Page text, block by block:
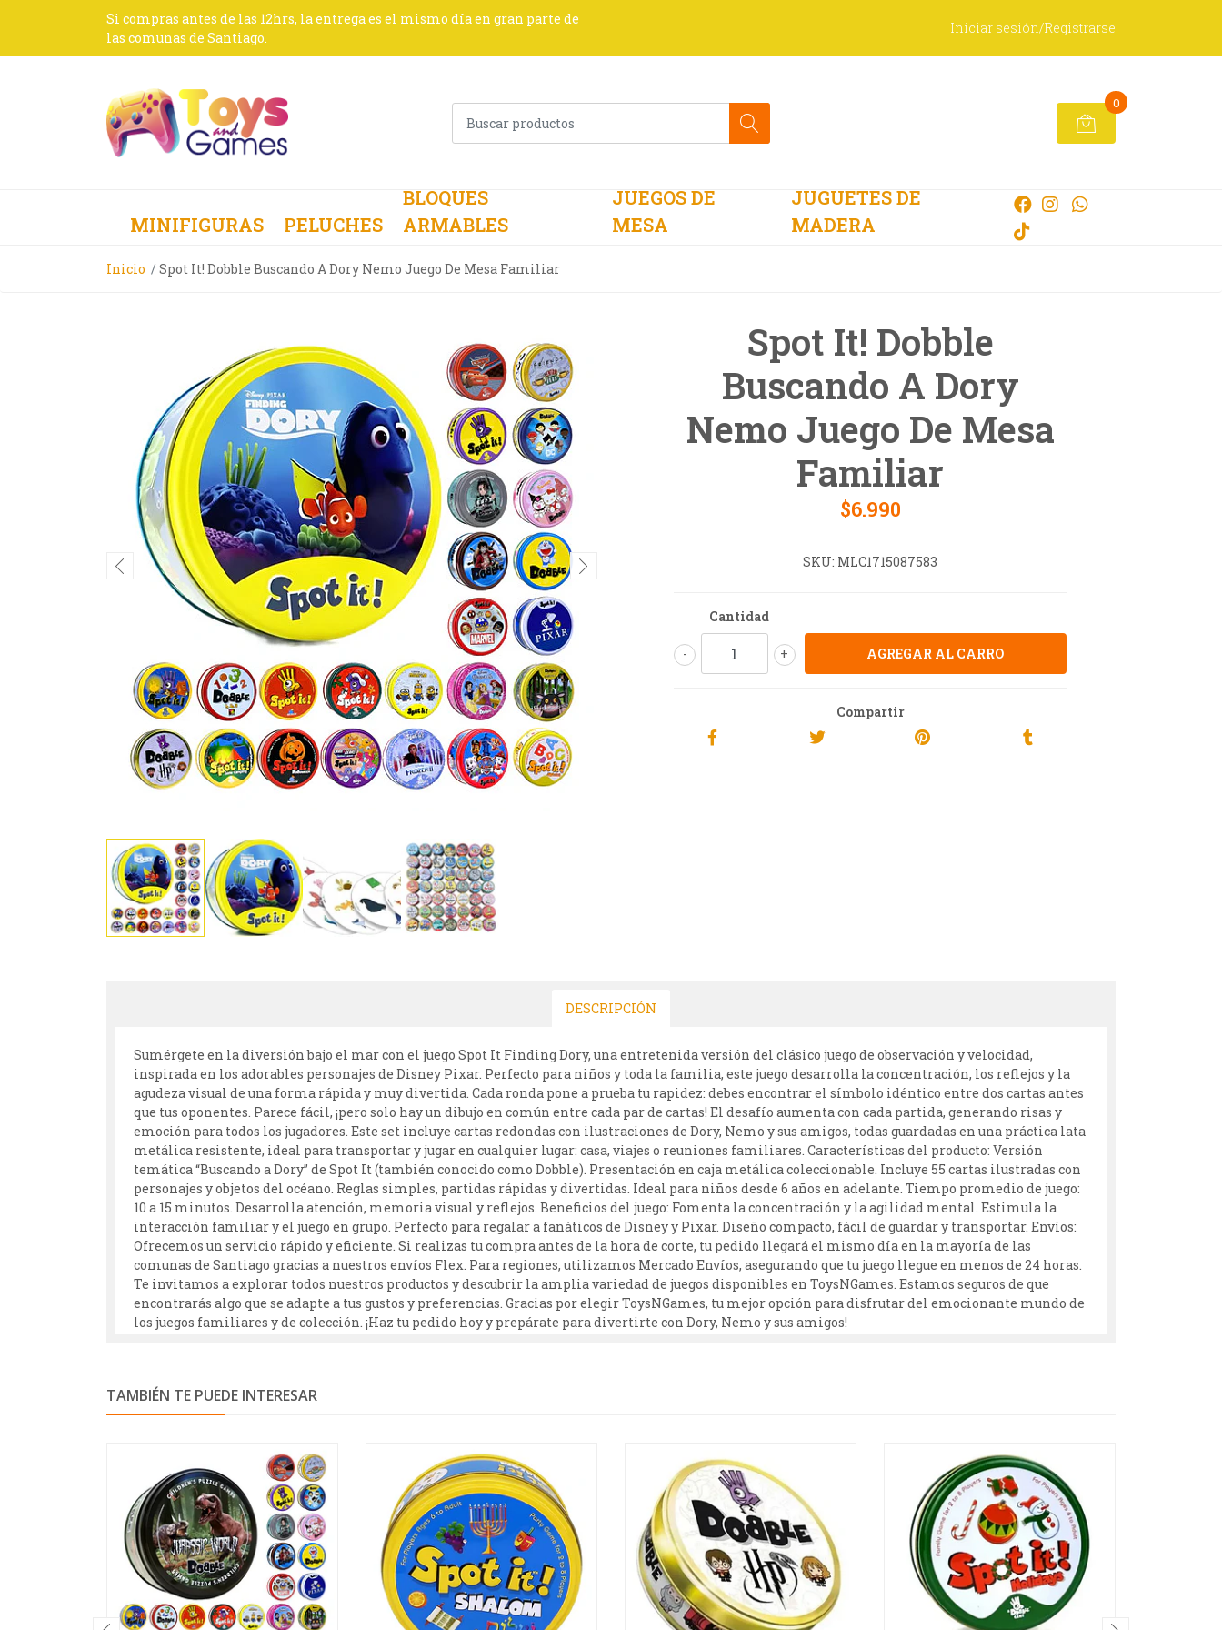
Si compras antes de las 12hrs, la entrega es el mismo día en gran parte de
las comunas de Santiago.
Iniciar sesión/Registrarse
0
MINIFIGURAS PELUCHES
BLOQUES
ARMABLES
JUEGOS DE
MESA
JUGUETES DE
MADERA
Inicio Spot It! Dobble Buscando A Dory Nemo Juego De Mesa Familiar
Spot It! Dobble
Buscando A Dory
Nemo Juego De Mesa
Familiar
$6.990
SKU: MLC1715087583
Cantidad
+
-
Compartir
DESCRIPCIÓN
Sumérgete en la diversión bajo el mar con el juego Spot It Finding Dory, una entretenida versión del clásico juego de observación y velocidad,
inspirada en los adorables personajes de Disney Pixar. Perfecto para niños y toda la familia, este juego desarrolla la concentración, los reflejos y la
agudeza visual de una forma rápida y muy divertida. Cada ronda pone a prueba tu rapidez: debes encontrar el símbolo idéntico entre dos cartas antes
que tus oponentes. Parece fácil, ¡pero solo hay un dibujo en común entre cada par de cartas! El desafío aumenta con cada partida, generando risas y
emoción para todos los jugadores. Este set incluye cartas redondas con ilustraciones de Dory, Nemo y sus amigos, todas guardadas en una práctica lata
metálica resistente, ideal para transportar y jugar en cualquier lugar: casa, viajes o reuniones familiares. Características del producto: Versión
temática “Buscando a Dory” de Spot It (también conocido como Dobble). Presentación en caja metálica coleccionable. Incluye 55 cartas ilustradas con
personajes y objetos del océano. Reglas simples, partidas rápidas y divertidas. Ideal para niños desde 6 años en adelante. Tiempo promedio de juego:
10 a 15 minutos. Desarrolla atención, memoria visual y reflejos. Beneficios del juego: Fomenta la concentración y la agilidad mental. Estimula la
interacción familiar y el juego en grupo. Perfecto para regalar a fanáticos de Disney y Pixar. Diseño compacto, fácil de guardar y transportar. Envíos:
Ofrecemos un servicio rápido y eficiente. Si realizas tu compra antes de la hora de corte, tu pedido llegará el mismo día en la mayoría de las
comunas de Santiago gracias a nuestros envíos Flex. Para regiones, utilizamos Mercado Envíos, asegurando que tu juego llegue en menos de 24 horas.
Te invitamos a explorar todos nuestros productos y descubrir la amplia variedad de juegos disponibles en ToysNGames. Estamos seguros de que
encontrarás algo que se adapte a tus gustos y preferencias. Gracias por elegir ToysNGames, tu mejor opción para disfrutar del emocionante mundo de
los juegos familiares y de colección. ¡Haz tu pedido hoy y prepárate para divertirte con Dory, Nemo y sus amigos!
TAMBIÉN TE PUEDE INTERESAR